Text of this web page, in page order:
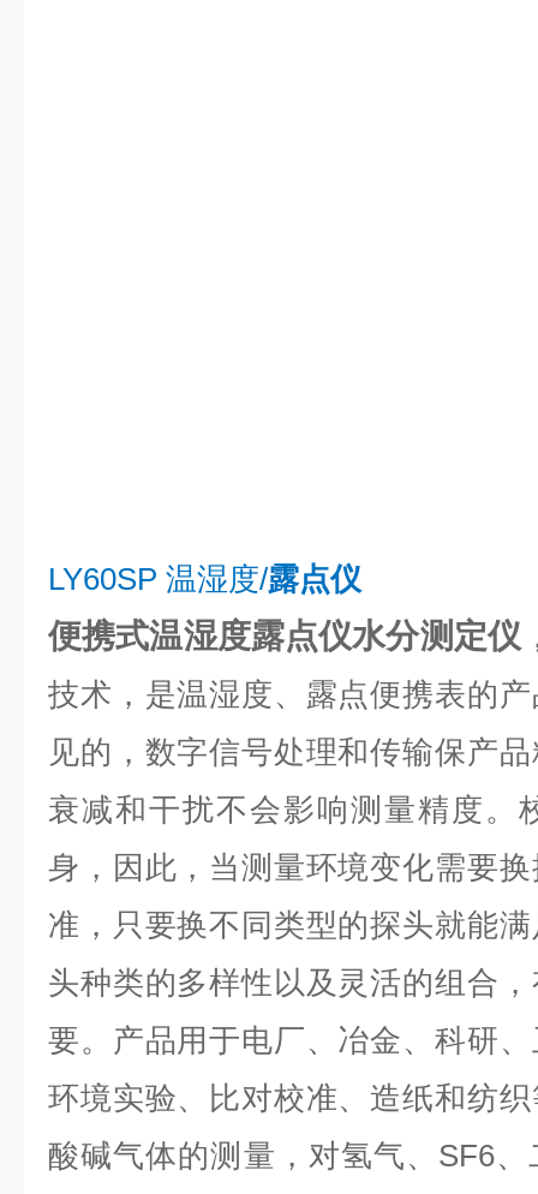
LY60SP 温湿度/露点仪
便携式温湿度露点仪水分测定仪
技术，是温湿度、露点便携表的
见的，数字信号处理和传输保产
衰减和干扰不会影响测量精度。
身，因此，当测量环境变化需要
准，只要换不同类型的探头就能
头种类的多样性以及灵活的组合
要。产品用于电厂、冶金、科研
环境实验、比对校准、造纸和纺
酸碱气体的测量，对氢气、SF6